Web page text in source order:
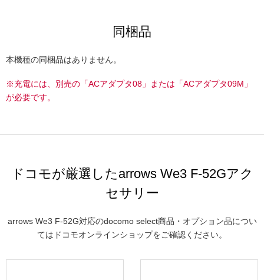
同梱品
本機種の同梱品はありません。
※充電には、別売の「ACアダプタ08」または「ACアダプタ09M」
が必要です。
ドコモが厳選したarrows We3 F-52Gアク
セサリー
arrows We3 F-52G対応のdocomo select商品・オプション品につい
てはドコモオンラインショップをご確認ください。